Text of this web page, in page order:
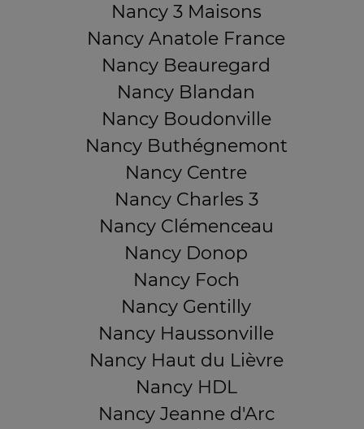
Nancy 3 Maisons
Nancy Anatole France
Nancy Beauregard
Nancy Blandan
Nancy Boudonville
Nancy Buthégnemont
Nancy Centre
Nancy Charles 3
Nancy Clémenceau
Nancy Donop
Nancy Foch
Nancy Gentilly
Nancy Haussonville
Nancy Haut du Lièvre
Nancy HDL
Nancy Jeanne d'Arc